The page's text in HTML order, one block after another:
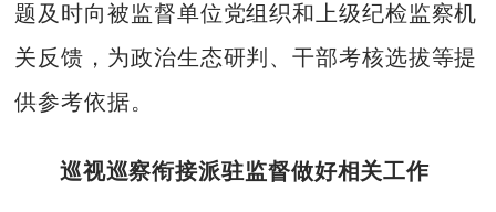
题及时向被监督单位党组织和上级纪检监察机
关反馈，为政治生态研判、干部考核选拔等提
供参考依据。
巡视巡察衔接派驻监督做好相关工作